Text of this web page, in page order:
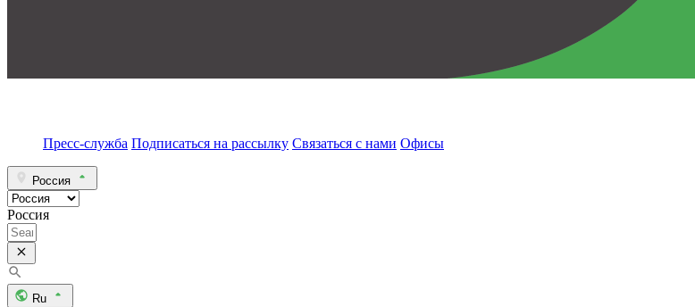
Пресс-служба Подписаться на рассылку Связаться с нами Офисы
Россия
Россия
Ru